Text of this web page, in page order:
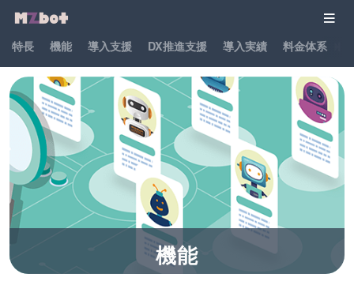
特長 機能 導入支援 DX推進支援 導入実績 料金体系
機能